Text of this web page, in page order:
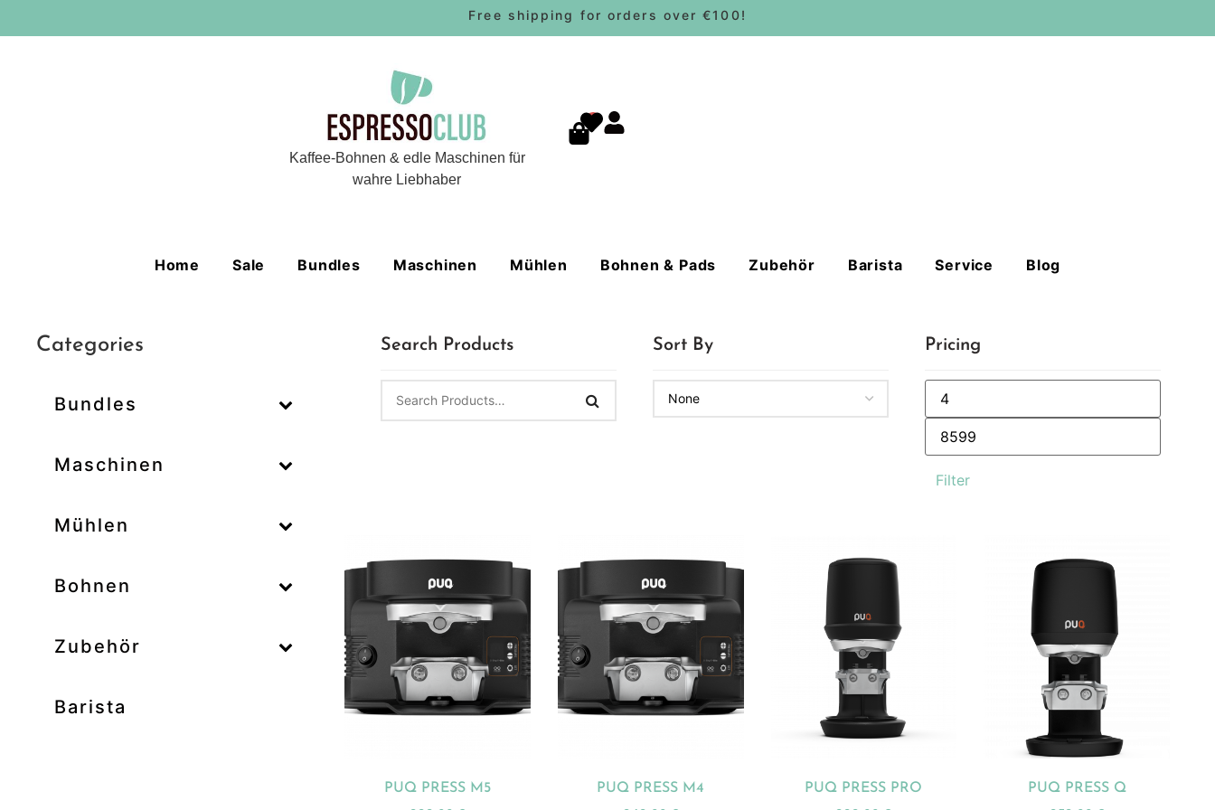
Free shipping for orders over €100!
Kaffee-Bohnen & edle Maschinen für
wahre Liebhaber
0
Home Sale Bundles Maschinen Mühlen Bohnen & Pads Zubehör Barista Service Blog
Categories
Bundles
Maschinen
–
Mühlen
–
Bohnen
–
Zubehör
Barista
Search Products Sort By Pricing
Filter
Zum Verkauf(32)
Produkt-Kategorien
Unkategorisiert
Abonnements(0)
Bundles(18)
PUQ PRESS M5
PUQ PRESS M4
PUQ PRESS PRO
PUQ PRESS Q